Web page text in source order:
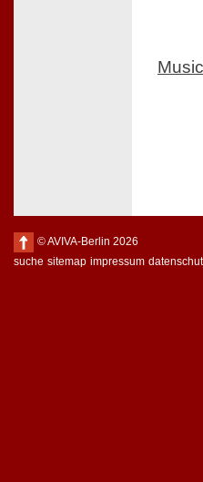
Music
© AVIVA-Berlin 2026
suche sitemap impressum